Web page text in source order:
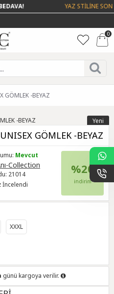
YAZ STİLİNE SON
0
GÖMLEK -BEYAZ
Yeni
GÖMLEK -BEYAZ
Mevcut
Collection
21014
İncelendi
%20
indirim
XXXL
günü kargoya verilir.